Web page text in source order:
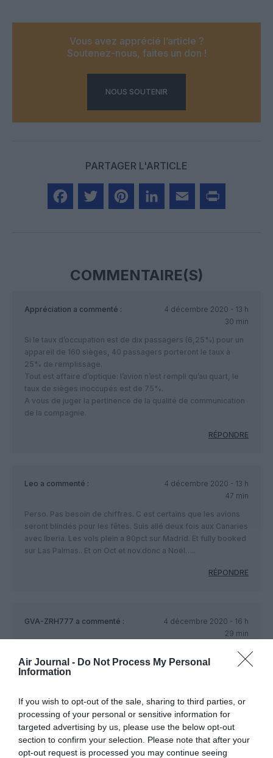
Air Journal - Do Not Process My Personal
Information
If you wish to opt-out of the sale, sharing to third parties, or
processing of your personal or sensitive information for
targeted advertising by us, please use the below opt-out
section to confirm your selection. Please note that after your
opt-out request is processed you may continue seeing
Vous avez apprécié l’article ?
Soutenez-nous, faites un don !
NOUS SOUTENIR
PARTAGER L'ARTICLE
COMMENTAIRE(S)
Appréciation a commenté :
4 décembre 2020 - 13 h
30 min
Si le taux d’occupation est de dix passagers (6,25%) pour un
appareil de 160 sièges, 40 passagers porteront le taux à
25% de remplissage.
Tout est affaire d’optique: l’avion n’est rempli qu’au quart, le
taux de sièges inoccupés est de 75%.
A vous de juger la pertinence de la qualité de communication
de la compagnie.
RÉPONDRE
Leo a commenté :
4 décembre 2020 - 13 h
47 min
Perso. Pas besoin de chiffres. C est certains que les avions
seront blindés pour les fêtes. Suis allé deux fois aux Canaries
avec Iberia. Les vols plein a 80pct sur Madrid. Et fully booked
sur Las Palmas.. Et on Oct et nov.donc a Noël…..
RÉPONDRE
GVA-ZRH777 a commenté :
4 décembre 2020 - 16 h
29 min
On interdit les allemands d’aller skier (en particulier Suisse et
Autriche), l’Autriche a quasiment déjà plié, avec ouverture des
domaines skiable le 24.12, sans hôtels… Par contre on va en
contaminations repartent à la hausse en Allemagne…
Drôle de logique.
RÉPONDRE